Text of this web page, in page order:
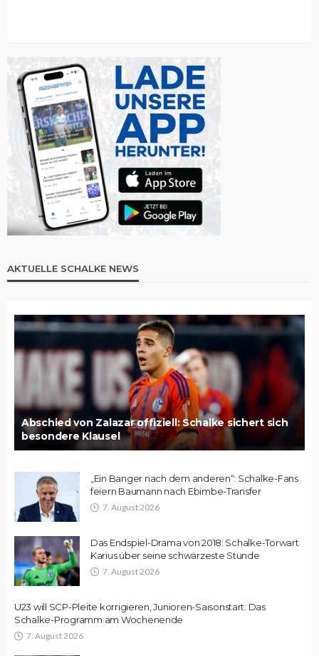
AKTUELLE SCHALKE NEWS
Abschied von Zalazar offiziell: Schalke sichert sich
besondere Klausel
„Ein Banger nach dem anderen“: Schalke-Fans
feiern Baumann nach Ebimbe-Transfer
7. August 2026
Das Endspiel-Drama von 2018: Schalke-Torwart
Karius über seine schwärzeste Stunde
7. August 2026
U23 will SCP-Pleite korrigieren, Junioren-Saisonstart: Das
Schalke-Programm am Wochenende
7. August 2026